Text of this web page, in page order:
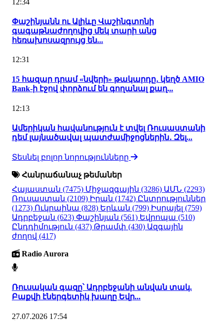
Փաշինյանն ու Ալիևը Վաշինգտոնի
գագաթնաժողովից մեկ տարի անց
հեռախոսազրույց են...
12:31
15 հազար դրամ «նվերի» թակարդը․ կեղծ AMIO
Bank-ի էջով փորձում են գողանալ քաղ...
12:13
Ամերիկան հավանություն է տվել Ռուսաստանի
դեմ լայնածավալ պատժամիջոցներին․ Զել...
Տեսնել բոլոր նորությունները
Հանրաճանաչ թեմաներ
Հայաստան (7475) Միջազգային (3286) ԱՄՆ (2293)
Ռուսաստան (2109) Իրան (1742) Ընտրություններ
(1273) Ուկրաինա (828) Երևան (799) Իսրայել (759)
Ադրբեջան (623) Փաշինյան (561) Եվրոպա (510)
Ընդդիմություն (437) Թրամփ (430) Ազգային
ժողով (417)
Radio Aurora
Ռուսական գազը՝ Ադրբեջանի անվան տակ.
Բաքվի էներգետիկ խաղը Եվր...
27.07.2026 17:54